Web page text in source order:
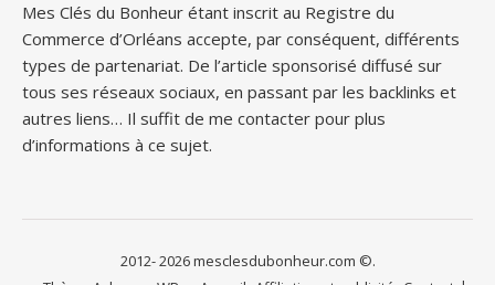
Mes Clés du Bonheur étant inscrit au Registre du
Commerce d’Orléans accepte, par conséquent, différents
types de partenariat. De l’article sponsorisé diffusé sur
tous ses réseaux sociaux, en passant par les backlinks et
autres liens… Il suffit de me contacter pour plus
d’informations à ce sujet.
2012- 2026 mesclesdubonheur.com ©.